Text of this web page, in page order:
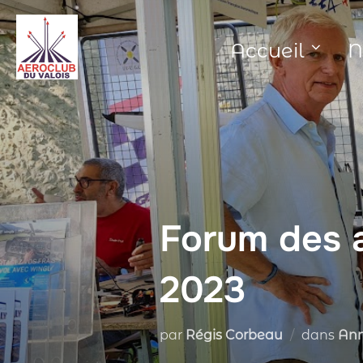
Aller
au
contenu
Accueil
Forum des
2023
par Régis Corbeau dans